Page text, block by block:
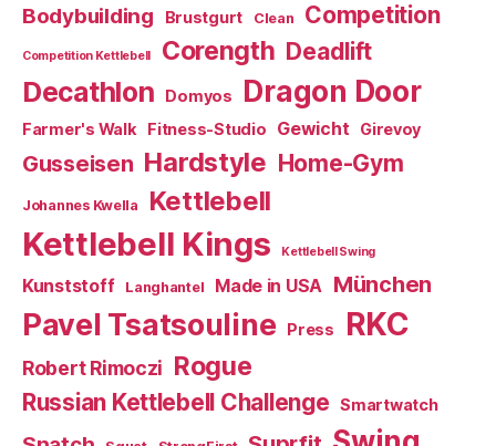
Bodybuilding Brustgurt Clean Competition
Competition Kettlebell Corength Deadlift
Decathlon Domyos Dragon Door
Farmer's Walk Fitness-Studio Gewicht Girevoy
Gusseisen Hardstyle Home-Gym
Johannes Kwella Kettlebell
Kettlebell Kings Kettlebell Swing
Kunststoff Langhantel Made in USA München
Pavel Tsatsouline Press RKC
Robert Rimoczi Rogue
Russian Kettlebell Challenge Smartwatch